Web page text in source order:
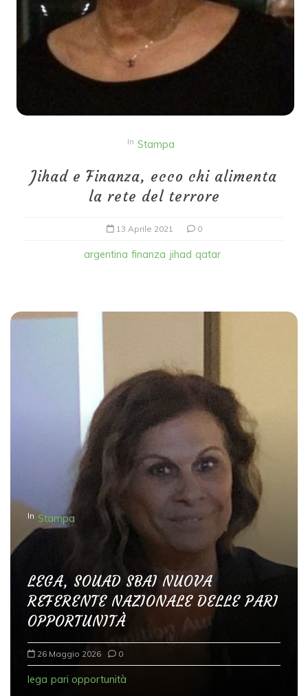
In Stampa
Jihad e Finanza, ecco chi alimenta
la rete del terrore
13 Aprile 2021 0
argentina finanza jihad qatar
In Stampa
LEGA, SOUAD SBAI NUOVA
REFERENTE NAZIONALE DELLE PARI
OPPORTUNITÀ
26 Maggio 2026 0
lega pari opportunità